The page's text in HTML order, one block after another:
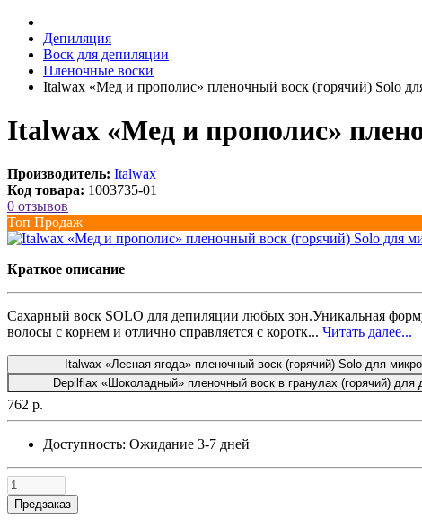
Депиляция
Воск для депиляции
Пленочные воски
Italwax «Мед и прополис» пленочный воск (горячий) Solo
Italwax «Мед и прополис»
Производитель: Italwax
Код товара: 1003735-01
0 отзывов
Топ Продаж
Краткое описание
Сахарный воск SOLO для депиляции любых зон.Уникальная
волосы с корнем и отлично справляется с коротк... Читать далее...
Italwax «Лесная ягода» пленочный воск (горячий) Solo для
Depilflax «Шоколадный» пленочный воск в гранулах (горячий) для
762 р.
Доступность: Ожидание 3-7 дней
Предзаказ